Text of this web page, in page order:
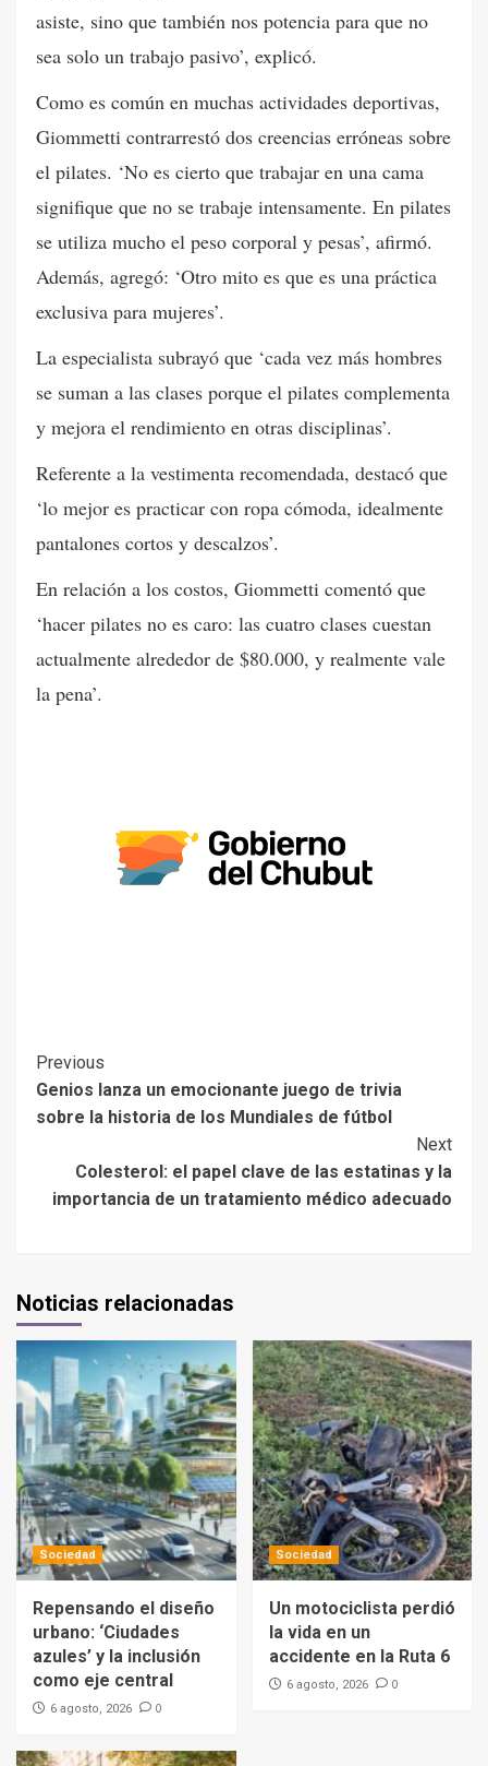
asiste, sino que también nos potencia para que no
sea solo un trabajo pasivo’, explicó.
Como es común en muchas actividades deportivas,
Giommetti contrarrestó dos creencias erróneas sobre
el pilates. ‘No es cierto que trabajar en una cama
signifique que no se trabaje intensamente. En pilates
se utiliza mucho el peso corporal y pesas’, afirmó.
Además, agregó: ‘Otro mito es que es una práctica
exclusiva para mujeres’.
La especialista subrayó que ‘cada vez más hombres
se suman a las clases porque el pilates complementa
y mejora el rendimiento en otras disciplinas’.
Referente a la vestimenta recomendada, destacó que
‘lo mejor es practicar con ropa cómoda, idealmente
pantalones cortos y descalzos’.
En relación a los costos, Giommetti comentó que
‘hacer pilates no es caro: las cuatro clases cuestan
actualmente alrededor de $80.000, y realmente vale
la pena’.
Previous
Genios lanza un emocionante juego de trivia
sobre la historia de los Mundiales de fútbol
Next
Colesterol: el papel clave de las estatinas y la
importancia de un tratamiento médico adecuado
Noticias relacionadas
Sociedad
Repensando el diseño
urbano: ‘Ciudades
azules’ y la inclusión
como eje central
6 agosto, 2026 0
Sociedad
Un motociclista perdió
la vida en un
accidente en la Ruta 6
6 agosto, 2026 0